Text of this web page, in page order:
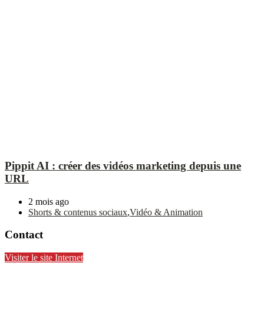
Pippit AI : créer des vidéos marketing depuis une
URL
2 mois ago
Shorts & contenus sociaux,Vidéo & Animation
Contact
Visiter le site Internet